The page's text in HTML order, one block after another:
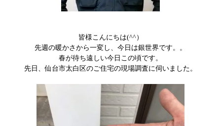
皆様こんにちは(^^）
先週の暖かさから一変し、今日は銀世界です。。
春が待ち遠しい今日この頃です。
先日、仙台市太白区のご住宅の現場調査に伺いました。